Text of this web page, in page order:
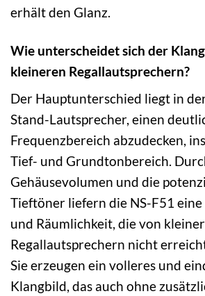
erhält den Glanz.
Wie unterscheidet sich der
kleineren Regallautsprechern?
Der Hauptunterschied liegt in
Stand-Lautsprecher, einen
Frequenzbereich abzudecken,
Tief- und Grundtonbereich.
Gehäusevolumen und die
Tieftöner liefern die NS-F51
und Räumlichkeit, die von
Regallautsprechern nicht
Sie erzeugen ein volleres und
Klangbild, das auch ohne